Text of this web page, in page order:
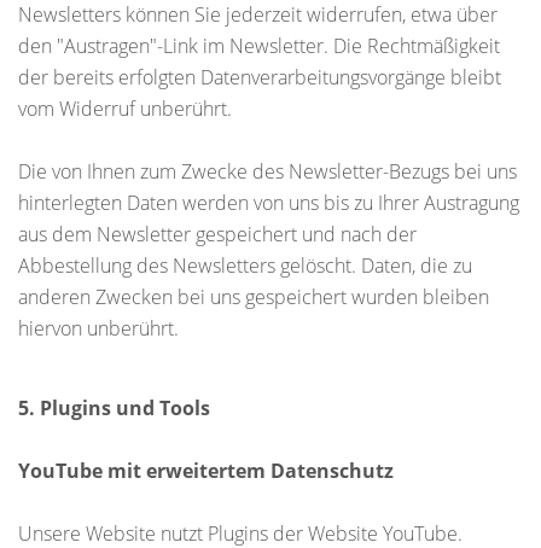
Newsletters können Sie jederzeit widerrufen, etwa über
den "Austragen"-Link im Newsletter. Die Rechtmäßigkeit
der bereits erfolgten Datenverarbeitungsvorgänge bleibt
vom Widerruf unberührt.
Die von Ihnen zum Zwecke des Newsletter-Bezugs bei uns
hinterlegten Daten werden von uns bis zu Ihrer Austragung
aus dem Newsletter gespeichert und nach der
Abbestellung des Newsletters gelöscht. Daten, die zu
anderen Zwecken bei uns gespeichert wurden bleiben
hiervon unberührt.
5. Plugins und Tools
YouTube mit erweitertem Datenschutz
Unsere Website nutzt Plugins der Website YouTube.